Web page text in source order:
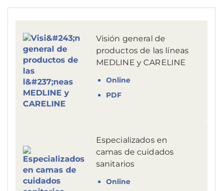
Visión general de
productos de las líneas
MEDLINE y CARELINE
Online
PDF
Especializados en
camas de cuidados
sanitarios
Online